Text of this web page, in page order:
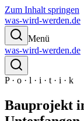
Zum Inhalt springen
was-wird-werden.de
Menü
was-wird-werden.de
P · o · l · i · t · i · k
Bauprojekt